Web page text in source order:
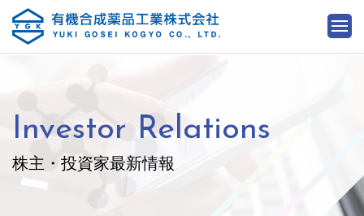
Investor Relations
株主・投資家最新情報